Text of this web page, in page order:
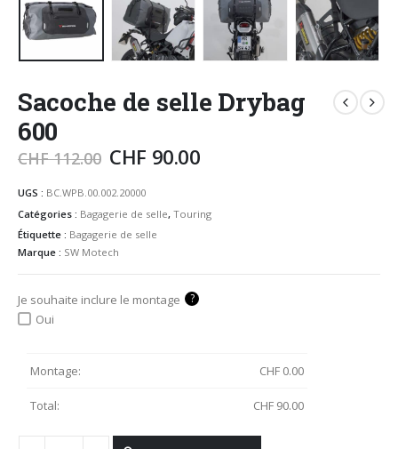
Sacoche de selle Drybag
600
CHF112.00 CHF 90.00
UGS : BC.WPB.00.002.20000
Catégories : Bagagerie de selle, Touring
Étiquette : Bagagerie de selle
Marque : SW Motech
Je souhaite inclure le montage ?
Oui
Montage: CHF 0.00
Total: CHF 90.00